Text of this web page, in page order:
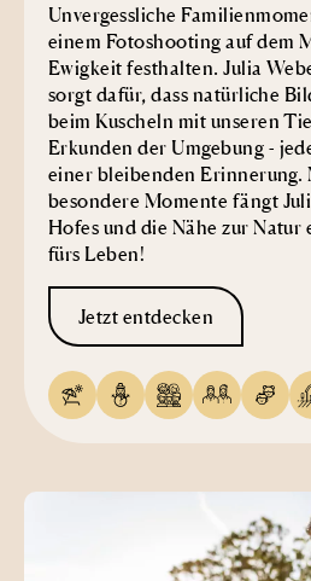
Unvergessliche
einem Fotoshooting auf dem
Ewigkeit festhalten. Julia
sorgt dafür, dass natürliche
beim Kuscheln mit unseren
Erkunden der Umgebung -
einer bleibenden Erinnerung.
besondere Momente fängt
Hofes und die Nähe zur
fürs Leben!
Jetzt entdecken